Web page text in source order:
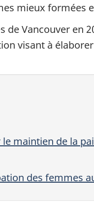
mieux formées
de Vancouver en
visant à
maintien de la
des femmes